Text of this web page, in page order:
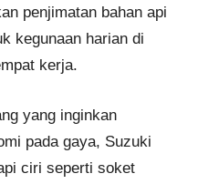
penjimatan bahan api
kegunaan harian di
kerja.
yang inginkan
pada gaya, Suzuki
ciri seperti soket